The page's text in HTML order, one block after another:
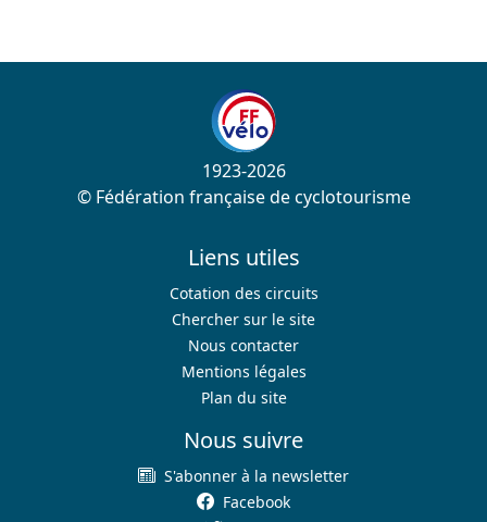
1923-2026
© Fédération française de cyclotourisme
Liens utiles
Cotation des circuits
Chercher sur le site
Nous contacter
Mentions légales
Plan du site
Nous suivre
S'abonner à la newsletter
Facebook